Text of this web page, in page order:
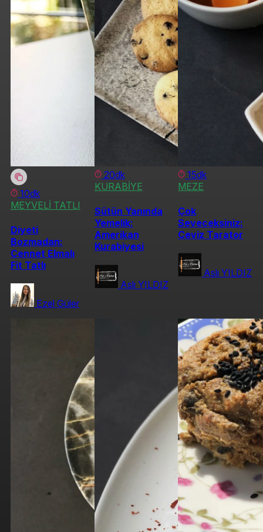
10dk
MEYVELİ TATLI
Diyeti
Bozmadan:
Cennet Elmalı
Fit Tatlı
Ezel Güler
20dk
KURABİYE
Sütün Yanında
Yemelik:
Amerikan
Kurabiyesi
Aslı YILDIZ
15dk
MEZE
Çok
Seveceksiniz:
Ceviz Tarator
Aslı YILDIZ